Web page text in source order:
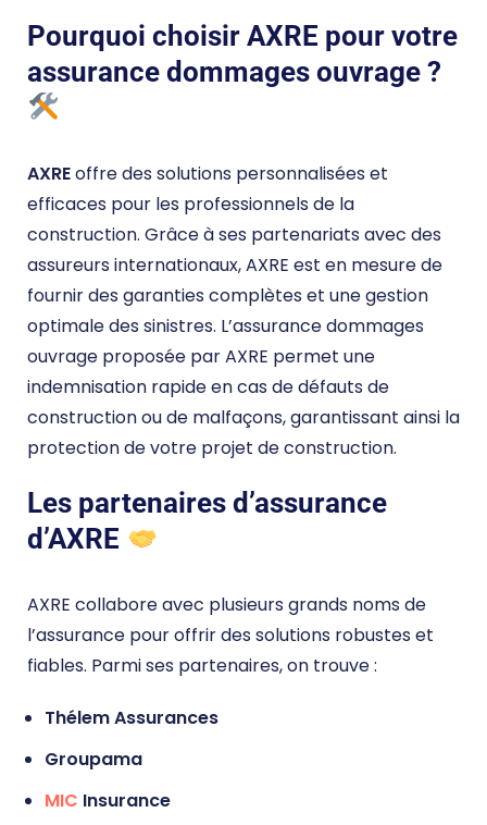
Pourquoi choisir AXRE pour votre
assurance dommages ouvrage ?
AXREoffre des solutions personnalisées et
efficaces pour les professionnels de la
construction. Grâce à ses partenariats avec des
assureurs internationaux, AXRE est en mesure de
fournir des garanties complètes et une gestion
optimale des sinistres. L’assurance dommages
ouvrage proposée par AXRE permet une
indemnisation rapide en cas de défauts de
construction ou de malfaçons, garantissant ainsi la
protection de votre projet de construction.
Les partenaires d’assurance
d’AXRE
AXRE collabore avec plusieurs grands noms de
l’assurance pour offrir des solutions robustes et
fiables. Parmi ses partenaires, on trouve :
Thélem Assurances
Groupama
MIC Insurance